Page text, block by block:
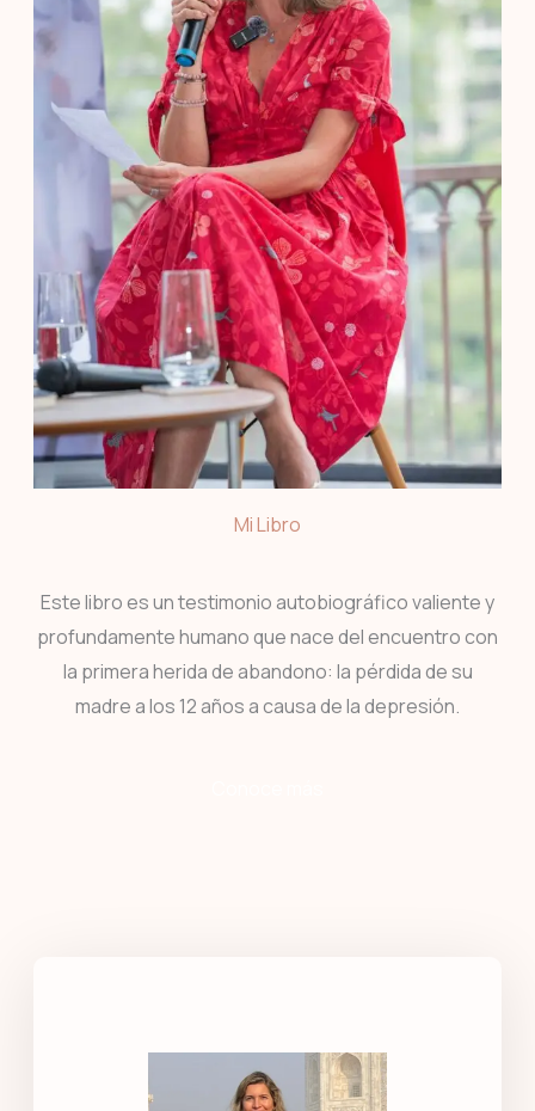
Mi Libro
Este libro es un testimonio autobiográfico valiente y
profundamente humano que nace del encuentro con
la primera herida de abandono: la pérdida de su
madre a los 12 años a causa de la depresión.